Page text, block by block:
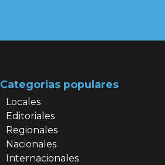
Categorias populares
Locales
Editoriales
Regionales
Nacionales
Internacionales